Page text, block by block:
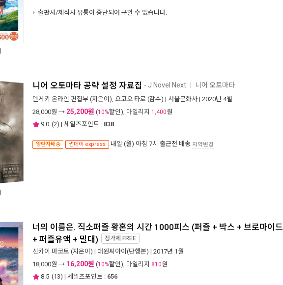
출판사/제작사 유통이 중단되어 구할 수 없습니다.
니어 오토마타 공략 설정 자료집 - J Novel Next 니어 오토마타
덴게키 온라인 편집부 (지은이), 요코오 타로 (감수) | 서울문화사 | 2020년 4월
28,000원 → 25,200원 (10%할인), 마일리지 1,400원
9.0 (2) | 세일즈포인트 : 838
양탄자배송 썬데이 express 내일 (월) 아침 7시 출근전 배송 지역변경
너의 이름은. 직소퍼즐 황혼의 시간 1000피스 (퍼즐 + 박스 + 브로마이드
+ 퍼즐유액 + 밀대) 정가제 FREE
신카이 마코토 (지은이) | 대원씨아이(단행본) | 2017년 1월
18,000원 → 16,200원 (10%할인), 마일리지 810원
8.5 (13) | 세일즈포인트 : 656